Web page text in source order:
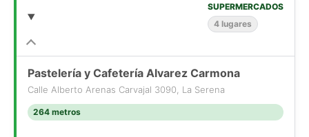
SUPERMERCADOS
4 lugares
Pastelería y Cafetería Alvarez Carmona
Calle Alberto Arenas Carvajal 3090, La Serena
264 metros